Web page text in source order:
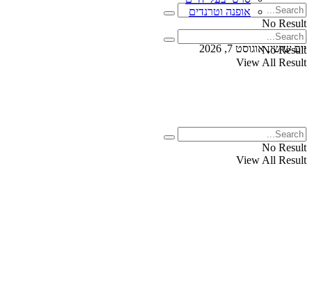
No Result
View All Result
יום שישי, אוגוסט 7, 2026
אופנה וטרנדים
No Result
View All Result
No Result
View All Result